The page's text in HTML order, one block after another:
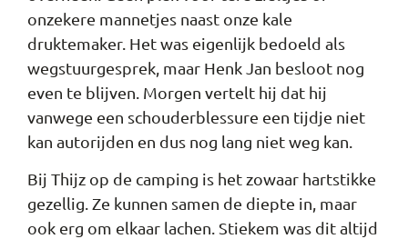
onzekere mannetjes naast onze kale
druktemaker. Het was eigenlijk bedoeld als
wegstuurgesprek, maar Henk Jan besloot nog
even te blijven. Morgen vertelt hij dat hij
vanwege een schouderblessure een tijdje niet
kan autorijden en dus nog lang niet weg kan.
Bij Thijz op de camping is het zowaar hartstikke
gezellig. Ze kunnen samen de diepte in, maar
ook erg om elkaar lachen. Stiekem was dit altijd